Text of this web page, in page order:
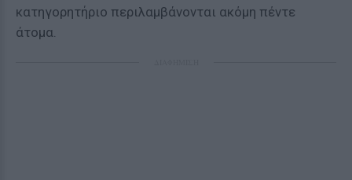
κατηγορητήριο περιλαμβάνονται ακόμη πέντε
άτομα.